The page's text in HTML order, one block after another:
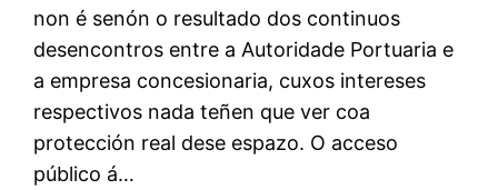
non é senón o resultado dos continuos
desencontros entre a Autoridade Portuaria e
a empresa concesionaria, cuxos intereses
respectivos nada teñen que ver coa
protección real dese espazo. O acceso
público á…